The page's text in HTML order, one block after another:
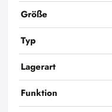
Größe
Typ
Lagerart
Funktion